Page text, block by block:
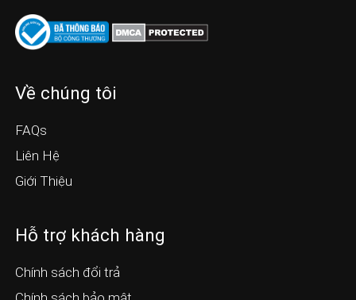
Về chúng tôi
FAQs
Liên Hệ
Giới Thiệu
Hỗ trợ khách hàng
Chính sách đổi trả